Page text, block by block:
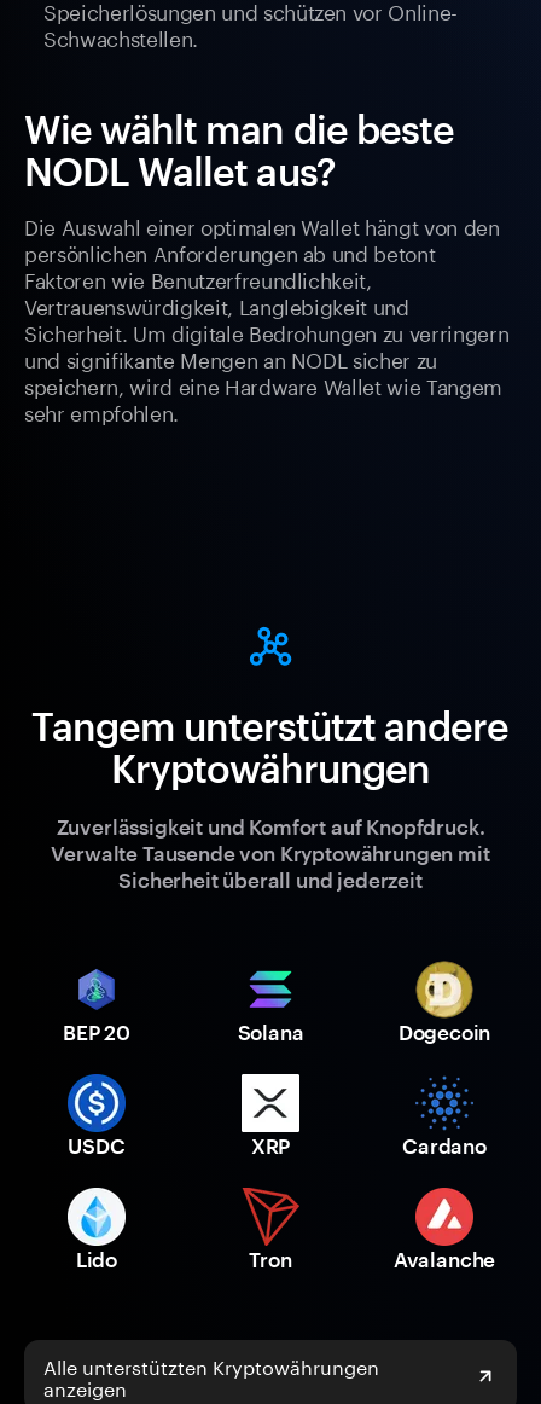
Speicherlösungen und schützen vor Online-
Schwachstellen.
Wie wählt man die beste
NODL Wallet aus?
Die Auswahl einer optimalen Wallet hängt von den
persönlichen Anforderungen ab und betont
Faktoren wie Benutzerfreundlichkeit,
Vertrauenswürdigkeit, Langlebigkeit und
Sicherheit. Um digitale Bedrohungen zu verringern
und signifikante Mengen an NODL sicher zu
speichern, wird eine Hardware Wallet wie Tangem
sehr empfohlen.
Tangem unterstützt andere
Kryptowährungen
Zuverlässigkeit und Komfort auf Knopfdruck.
Verwalte Tausende von Kryptowährungen mit
Sicherheit überall und jederzeit
BEP 20 Solana Dogecoin
USDC XRP Cardano
Lido Tron Avalanche
Alle unterstützten Kryptowährungen
anzeigen